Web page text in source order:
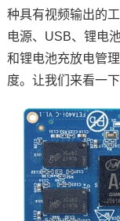
种具有视频输出的
电源、USB、锂电
和锂电池充放电管
度。让我们来看一下